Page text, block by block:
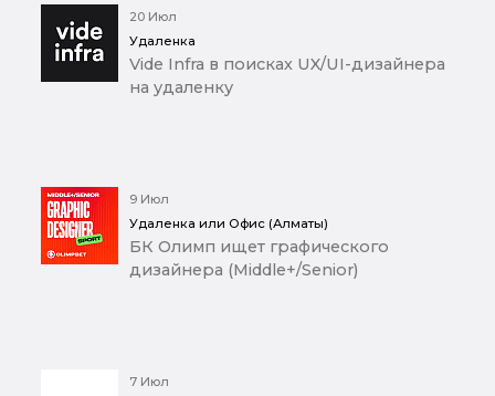
20 Июл
Удаленка
Vide Infra в поисках UX/UI-дизайнера
на удаленку
9 Июл
Удаленка или Офис (Алматы)
БК Олимп ищет графического
дизайнера (Middle+/Senior)
7 Июл